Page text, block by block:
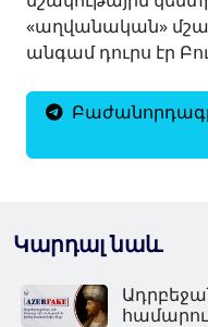
Կարդալ նաև
«աղվանական»
անգամ դուրս էր